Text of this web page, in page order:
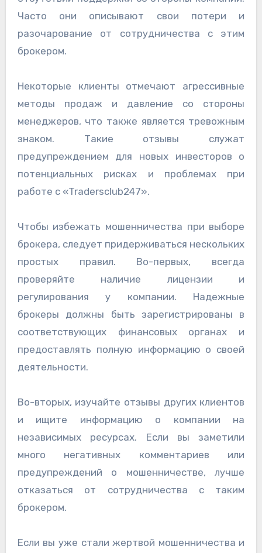
Часто они описывают свои потери и
разочарование от сотрудничества с этим
брокером.
Некоторые клиенты отмечают агрессивные
методы продаж и давление со стороны
менеджеров, что также является тревожным
знаком. Такие отзывы служат
предупреждением для новых инвесторов о
потенциальных рисках и проблемах при
работе с «Tradersclub247».
Чтобы избежать мошенничества при выборе
брокера, следует придерживаться нескольких
простых правил. Во-первых, всегда
проверяйте наличие лицензии и
регулирования у компании. Надежные
брокеры должны быть зарегистрированы в
соответствующих финансовых органах и
предоставлять полную информацию о своей
деятельности.
Во-вторых, изучайте отзывы других клиентов
и ищите информацию о компании на
независимых ресурсах. Если вы заметили
много негативных комментариев или
предупреждений о мошенничестве, лучше
отказаться от сотрудничества с таким
брокером.
Если вы уже стали жертвой мошенничества и